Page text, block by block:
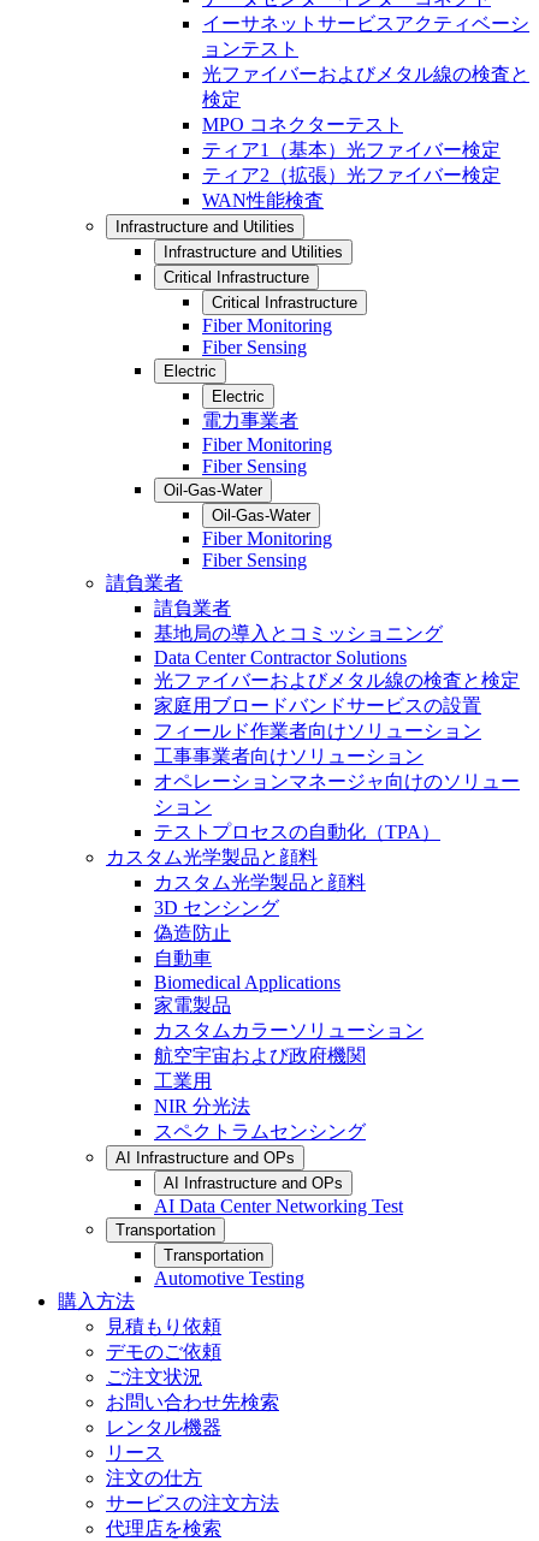
イーサネットサービスアクティベーシ
ョンテスト
光ファイバーおよびメタル線の検査と
検定
MPO コネクターテスト
ティア1（基本）光ファイバー検定
ティア2（拡張）光ファイバー検定
WAN性能検査
Infrastructure and Utilities
Infrastructure and Utilities
Critical Infrastructure
Critical Infrastructure
Fiber Monitoring
Fiber Sensing
Electric
Electric
電力事業者
Fiber Monitoring
Fiber Sensing
Oil-Gas-Water
Oil-Gas-Water
Fiber Monitoring
Fiber Sensing
請負業者
請負業者
基地局の導入とコミッショニング
Data Center Contractor Solutions
光ファイバーおよびメタル線の検査と検定
家庭用ブロードバンドサービスの設置
フィールド作業者向けソリューション
工事事業者向けソリューション
オペレーションマネージャ向けのソリュー
ション
テストプロセスの自動化（TPA）
カスタム光学製品と顔料
カスタム光学製品と顔料
3D センシング
偽造防止
自動車
Biomedical Applications
家電製品
カスタムカラーソリューション
航空宇宙および政府機関
工業用
NIR 分光法
スペクトラムセンシング
AI Infrastructure and OPs
AI Infrastructure and OPs
AI Data Center Networking Test
Transportation
Transportation
Automotive Testing
購入方法
見積もり依頼
デモのご依頼
ご注文状況
お問い合わせ先検索
レンタル機器
リース
注文の仕方
サービスの注文方法
代理店を検索